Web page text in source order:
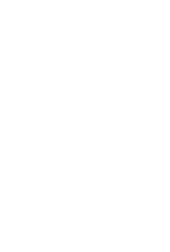
MÄNNER KAUFEN